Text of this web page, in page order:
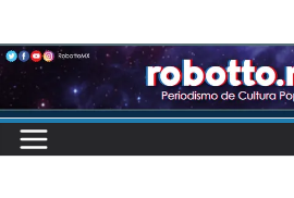
to
content